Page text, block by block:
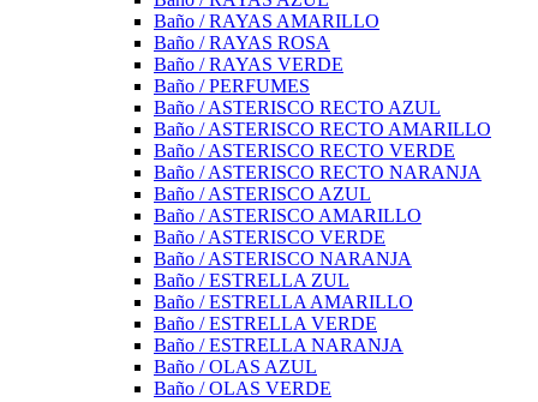
Baño / RAYAS AMARILLO
Baño / RAYAS ROSA
Baño / RAYAS VERDE
Baño / PERFUMES
Baño / ASTERISCO RECTO AZUL
Baño / ASTERISCO RECTO AMARILLO
Baño / ASTERISCO RECTO VERDE
Baño / ASTERISCO RECTO NARANJA
Baño / ASTERISCO AZUL
Baño / ASTERISCO AMARILLO
Baño / ASTERISCO VERDE
Baño / ASTERISCO NARANJA
Baño / ESTRELLA ZUL
Baño / ESTRELLA AMARILLO
Baño / ESTRELLA VERDE
Baño / ESTRELLA NARANJA
Baño / OLAS AZUL
Baño / OLAS VERDE